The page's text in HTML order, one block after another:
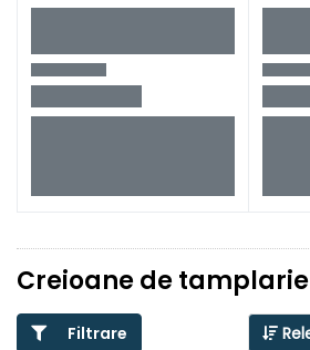
Creioane de tamplarie
Filtrare